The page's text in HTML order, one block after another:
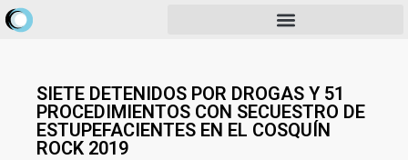
SIETE DETENIDOS POR DROGAS Y 51
PROCEDIMIENTOS CON SECUESTRO DE
ESTUPEFACIENTES EN EL COSQUÍN
ROCK 2019